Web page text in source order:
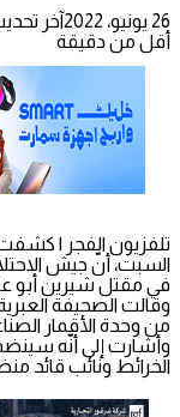
26 يونيو، 2022
آخر تحديث: 26
أقل من دقيقة
تلفزيون الفجر |
السبت، أنّ جيش
في مقتل شيرين أبو
وقالت الصحيفة
من وحدة الأقمار الصناعية 9900 التابعة لشعبة استخبارات
وأشارت إلى أنّه
الخرائط ونائب قائد